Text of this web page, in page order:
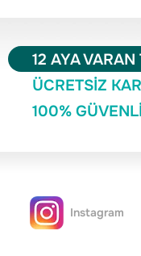
12 AYA
ÜCRETSİZ
100%
Instagram